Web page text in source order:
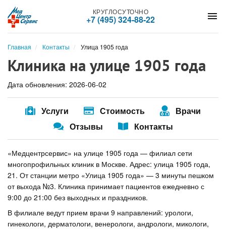
menu
КРУГЛОСУТОЧНО
+7 (495) 324-88-22
Главная Контакты Улица 1905 года
Клиника на улице 1905 года
Дата обновления: 2026-06-02
Услуги Стоимость
Врачи
Отзывы
Контакты
«Медцентрсервис» на улице 1905 года — филиал сети
многопрофильных клиник в Москве. Адрес: улица 1905 года,
21. От станции метро «Улица 1905 года» — 3 минуты пешком
от выхода №3. Клиника принимает пациентов ежедневно с
9:00 до 21:00 без выходных и праздников.
В филиале ведут прием врачи 9 направлений: урологи,
гинекологи, дерматологи, венерологи, андрологи, микологи,